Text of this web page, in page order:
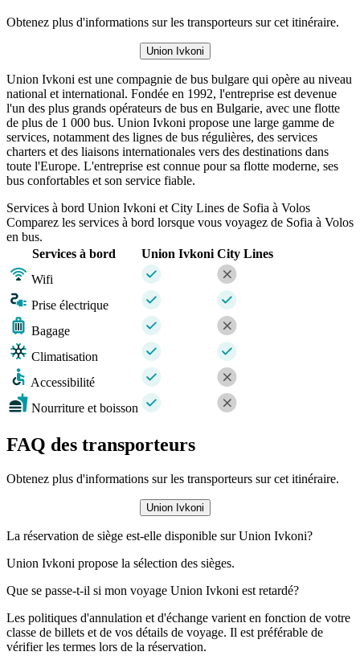
Obtenez plus d'informations sur les transporteurs sur cet itinéraire.
Union Ivkoni
Union Ivkoni est une compagnie de bus bulgare qui opère au niveau
national et international. Fondée en 1992, l'entreprise est devenue
l'un des plus grands opérateurs de bus en Bulgarie, avec une flotte
de plus de 1 000 bus. Union Ivkoni propose une large gamme de
services, notamment des lignes de bus régulières, des services
charters et des liaisons internationales vers des destinations dans
toute l'Europe. L'entreprise est connue pour sa flotte moderne, ses
bus confortables et son service fiable.
Services à bord Union Ivkoni et City Lines de Sofia à Volos
Comparez les services à bord lorsque vous voyagez de Sofia à Volos
en bus.
Services à bord
Union Ivkoni City Lines
Wifi
Prise électrique
Bagage
Climatisation
Accessibilité
Nourriture et boisson
FAQ des transporteurs
Obtenez plus d'informations sur les transporteurs sur cet itinéraire.
Union Ivkoni
La réservation de siège est-elle disponible sur Union Ivkoni?
Union Ivkoni propose la sélection des sièges.
Que se passe-t-il si mon voyage Union Ivkoni est retardé?
Les politiques d'annulation et d'échange varient en fonction de votre
classe de billets et de vos détails de voyage. Il est préférable de
vérifier les termes lors de la réservation.